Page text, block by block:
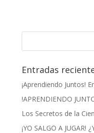
Entradas
¡Aprendiendo Juntos!
!APRENDIENDO
Los Secretos de la
¡YO SALGO A JUGAR!